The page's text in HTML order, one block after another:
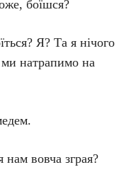
боїшся?
Я? Та я нічого
натрапимо на
нам вовча зграя?